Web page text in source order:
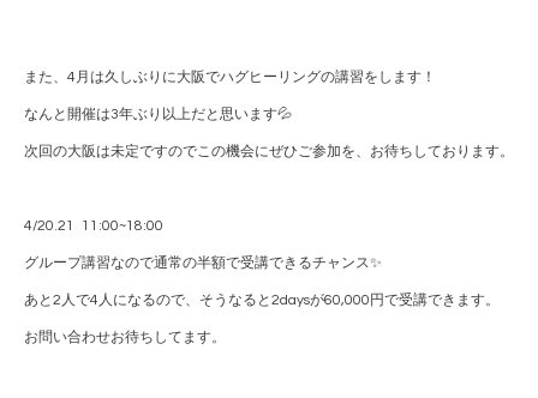
また、4月は久しぶりに大阪でハグヒーリングの講習をします！
なんと開催は3年ぶり以上だと思います💦
次回の大阪は未定ですのでこの機会にぜひご参加を、お待ちしております。
4/20.21 11:00~18:00
グループ講習なので通常の半額で受講できるチャンス✨
あと2人で4人になるので、そうなると2daysが60,000円で受講できます。
お問い合わせお待ちしてます。